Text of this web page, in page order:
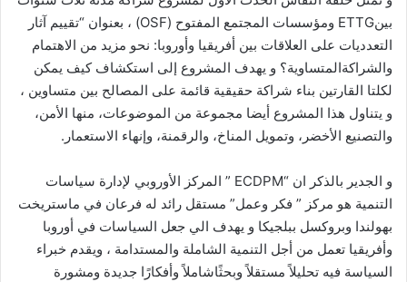
بينETTG ومؤسسات المجتمع المفتوح (OSF) ، بعنوان “تقييم آثار
التعدديات على العلاقات بين أفريقيا وأوروبا: نحو مزيد من الاهتمام
والشراكةالمتساوية؟ و يهدف المشروع إلى استكشاف كيف يمكن
لكلتا القارتين بناء شراكة حقيقية قائمة على المصالح بين متساوين ،
و يتناول هذا المشروع أيضا مجموعة من الموضوعات، منها الأمن،
والتصنيع الأخضر، وتمويل المناخ، والرقمنة، وإنهاء الاستعمار.
و الجدير بالذكر ان “ECDPM ” المركز الأوروبي لإدارة سياسات
التنمية هو مركز ” فكر وعمل” مستقل رائد له فرعان في ماستريخت
بهولندا وبروكسل ببلجيكا و يهدف الي جعل السياسات في أوروبا
وأفريقيا تعمل من أجل التنمية الشاملة والمستدامة ، ويقدم خبراء
السياسة فيه تحليلاً مستقلاً وبحثًاشاملاً وأفكارًا جديدة ومشورة